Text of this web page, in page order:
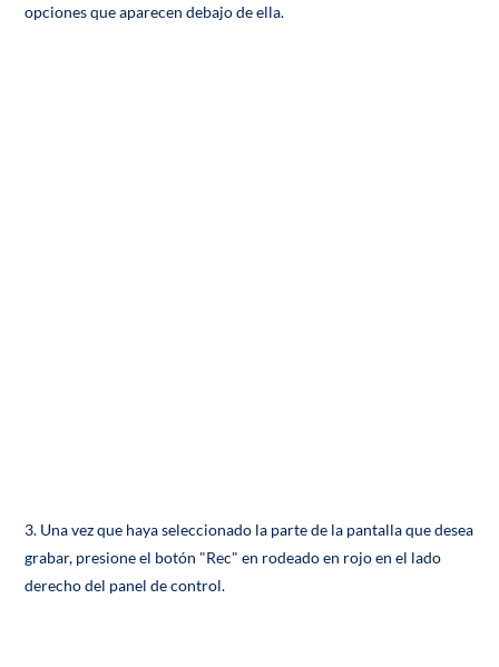
opciones que aparecen debajo de ella.
3. Una vez que haya seleccionado la parte de la pantalla que desea
grabar, presione el botón "Rec" en rodeado en rojo en el lado
derecho del panel de control.